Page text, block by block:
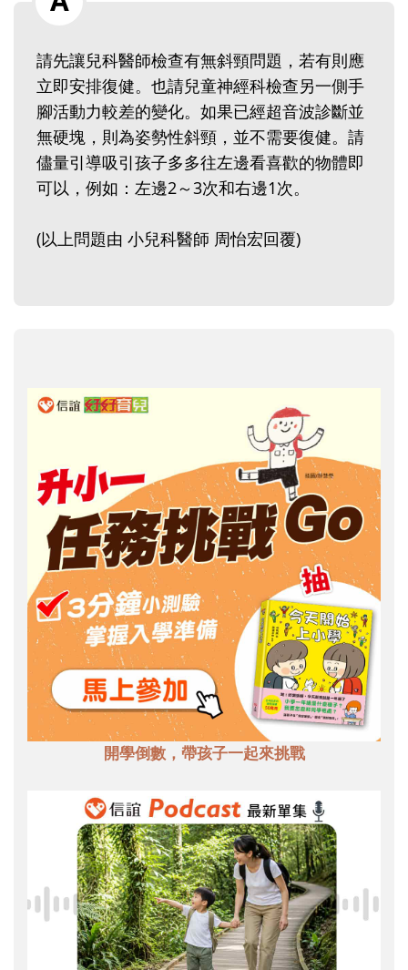
請先讓兒科醫師檢查有無斜頸問題，若有則應
立即安排復健。也請兒童神經科檢查另一側手
腳活動力較差的變化。如果已經超音波診斷並
無硬塊，則為姿勢性斜頸，並不需要復健。請
儘量引導吸引孩子多多往左邊看喜歡的物體即
可以，例如：左邊2～3次和右邊1次。
(以上問題由 小兒科醫師 周怡宏回覆)
開學倒數，帶孩子一起來挑戰